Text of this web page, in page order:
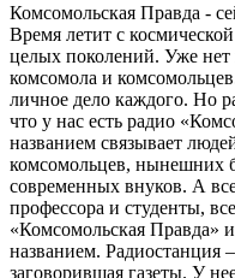
Комсомольская Правда -
Время летит с
целых поколений. Уже нет
комсомола и
личное дело каждого. Но
что у нас есть радио
названием связывает
комсомольцев, нынешних
современных внуков. А
профессора и студенты,
«Комсомольская Правда»
названием. Радиостанция
заговорившая газеты. У